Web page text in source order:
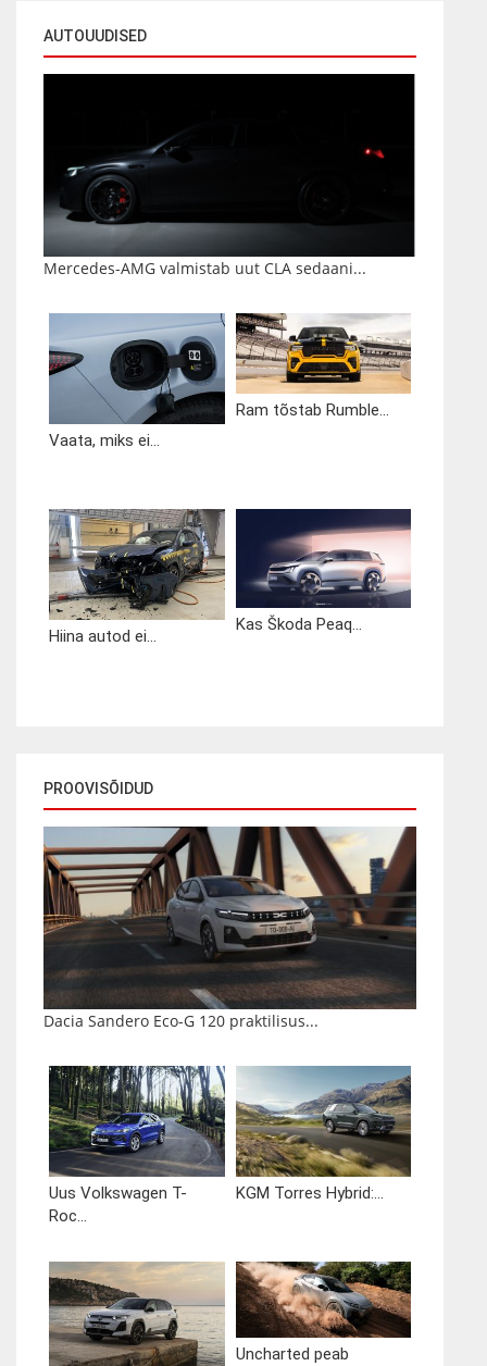
AUTOUUDISED
Mercedes-AMG valmistab uut CLA sedaani...
Vaata, miks ei...
Ram tõstab Rumble...
Hiina autod ei...
Kas Škoda Peaq...
PROOVISÕIDUD
Dacia Sandero Eco-G 120 praktilisus...
Uus Volkswagen T-
Roc...
KGM Torres Hybrid:...
Uncharted peab